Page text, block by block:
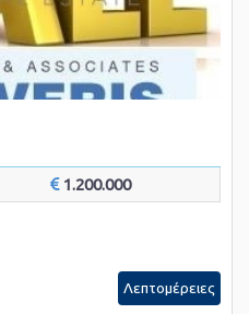
1.200.000
Λεπτομέρειες